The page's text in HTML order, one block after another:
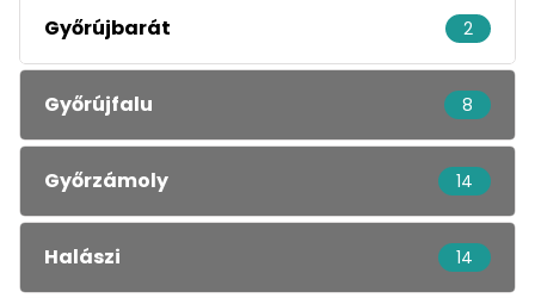
Győrújbarát 2
Győrújfalu 8
Győrzámoly 14
Halászi 14